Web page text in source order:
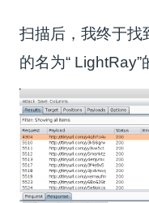
扫描后，我终于找
的名为“ LightRay”